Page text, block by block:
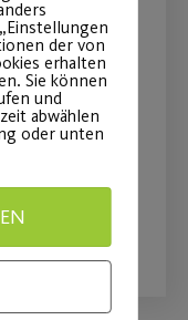
mit
der von
erhalten
Sie können
und
abwählen
oder unten